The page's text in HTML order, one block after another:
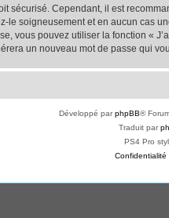
sécurisé. Cependant, il est
le soigneusement et en aucun cas
vous pouvez utiliser la fonction «
un nouveau mot de passe qui
Développé parphpBB®
Traduit par
PS4 Pro
Confidentialité